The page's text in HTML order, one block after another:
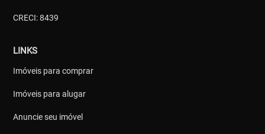
CRECI: 8439
LINKS
Imóveis para comprar
Imóveis para alugar
Anuncie seu imóvel